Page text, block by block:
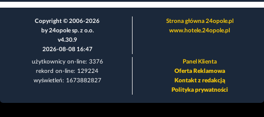
Copyright © 2006-2026
by 24opole sp. z o.o.
v4.30.9
2026-08-08 16:47
Strona główna 24opole.pl
www.hotele.24opole.pl
użytkownicy on-line: 3376
rekord on-line: 129224
wyświetleń: 1673882827
Panel Klienta
Oferta Reklamowa
Kontakt z redakcją
Polityka prywatności